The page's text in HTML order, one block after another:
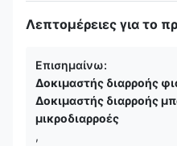
Λεπτομέρειες για το
Επισημαίνω:
Δοκιμαστής διαρροής
Δοκιμαστής διαρροής
μικροδιαρροές
,